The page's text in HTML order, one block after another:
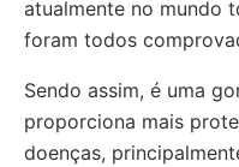
atualmente no mundo
foram todos
Sendo assim, é uma
proporciona mais
doenças,